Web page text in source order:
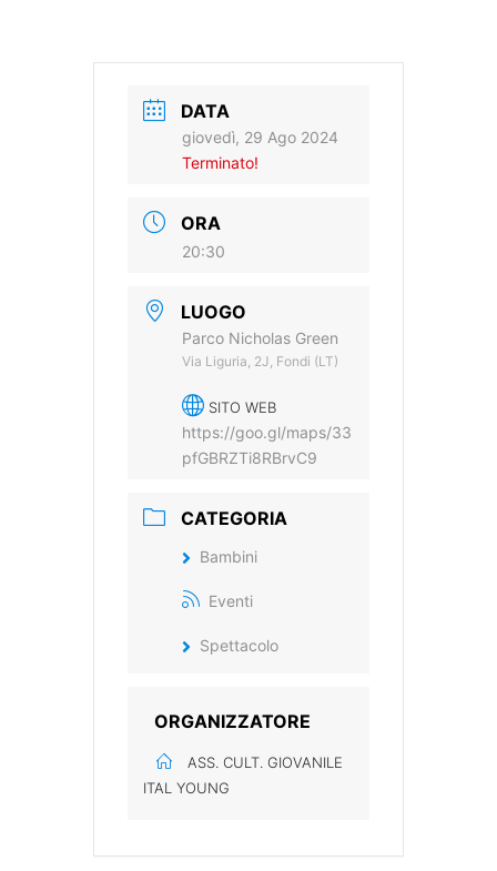
DATA
giovedì, 29 Ago 2024
Terminato!
ORA
20:30
LUOGO
Parco Nicholas Green
Via Liguria, 2J, Fondi (LT)
SITO WEB
https://goo.gl/maps/33
pfGBRZTi8RBrvC9
CATEGORIA
Bambini
Eventi
Spettacolo
ORGANIZZATORE
ASS. CULT. GIOVANILE
ITAL YOUNG